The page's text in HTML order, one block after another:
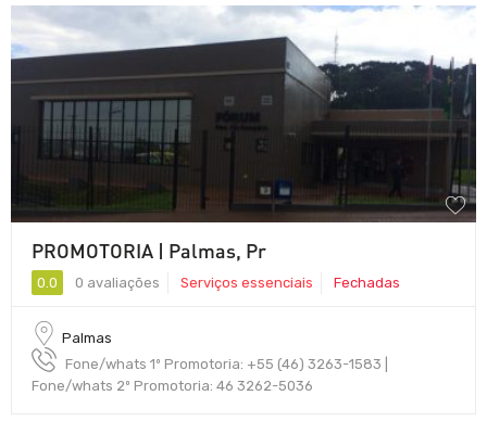
PROMOTORIA | Palmas, Pr
0.0 0 avaliações Serviços essenciais Fechadas
Palmas
Fone/whats 1º Promotoria: +55 (46) 3263-1583 |
Fone/whats 2º Promotoria: 46 3262-5036